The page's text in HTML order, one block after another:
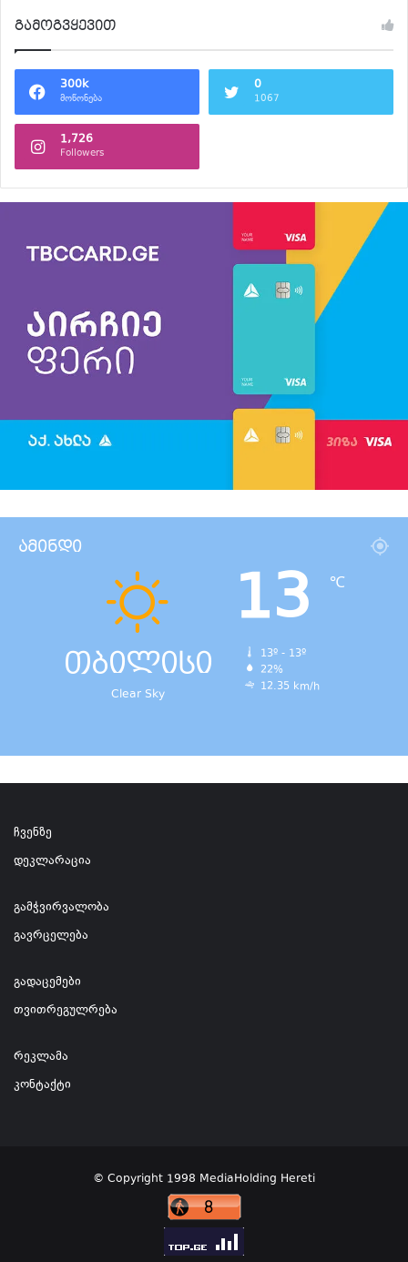
გამოგვყევით
300k
მოწონება
0
1067
1,726
Followers
ამინდი
თბილისი
Clear Sky
13 ℃
13º - 13º
22%
12.35 km/h
ჩვენზე
დეკლარაცია
გამჭვირვალობა
გავრცელება
გადაცემები
თვითრეგულრება
რეკლამა
კონტაქტი
© Copyright 1998 MediaHolding Hereti